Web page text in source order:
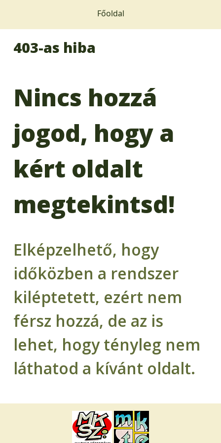
Főoldal
403-as hiba
Nincs hozzá
jogod, hogy a
kért oldalt
megtekintsd!
Elképzelhető, hogy
időközben a rendszer
kiléptetett, ezért nem
férsz hozzá, de az is
lehet, hogy tényleg nem
láthatod a kívánt oldalt.